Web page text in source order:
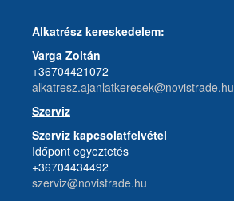
Alkatrész kereskedelem:
Varga Zoltán
+36704421072
alkatresz.ajanlatkeresek@novistrade.hu
Szerviz
Szerviz kapcsolatfelvétel
Időpont egyeztetés
+36704434492
szerviz@novistrade.hu